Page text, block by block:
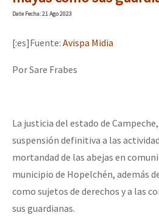
Mundo
Migración
Presos
Mujeres
Niñxs
ETIQUETAS
Dia 1: Encontro “Guerra contra a
[CDMX – 20 julio] Jornadas globales
“Sonhando a Terra do Bem Virá” se
Se o México sabe, que o mundo
DateFecha: 21 Ago 2023
[:es]Fuente: Avispa Midia
Por Sare Frabes
La justicia del estado de
suspensión definitiva a las
mortandad de las abejas en
municipio de Hopelchén, además
como sujetos de derechos y a las
sus guardianas.